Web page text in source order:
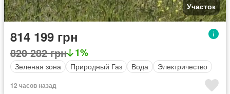
Участок
814 199 грн
820 282 грн 1%
Зеленая зона Природный Газ Вода Электричество
12 часов назад